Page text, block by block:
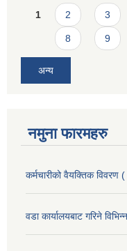
Pages
1 2 3
8 9
अन्य
नमुना फारमहरु
कर्मचारीको वैयक्तिक विवरण (
वडा कार्यालयबाट गरिने